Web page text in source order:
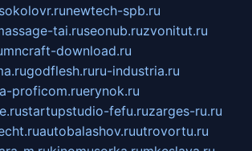
sokolovr.runewtech-spb.ru
tai.ruseonub.ruzvonitut.ru
mncraft-download.ru
godflesh.ruru-industria.ru
proficom.ruerynok.ru
startupstudio-fefu.ruzarges-ru.ru
autobalashov.ruutrovortu.ru